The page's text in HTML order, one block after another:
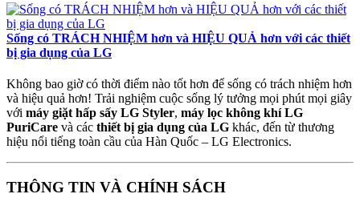
Sống có TRÁCH NHIỆM hơn và HIỆU QUẢ hơn với các thiết
bị gia dụng của LG
Không bao giờ có thời điểm nào tốt hơn để sống có trách nhiệm hơn
và hiệu quả hơn! Trải nghiệm cuộc sống lý tưởng mọi phút mọi giây
với máy giặt hấp sấy LG Styler, máy lọc không khí LG
PuriCare và các thiết bị gia dụng của LG khác, đến từ thương
hiệu nổi tiếng toàn cầu của Hàn Quốc – LG Electronics.
THÔNG TIN VÀ CHÍNH SÁCH